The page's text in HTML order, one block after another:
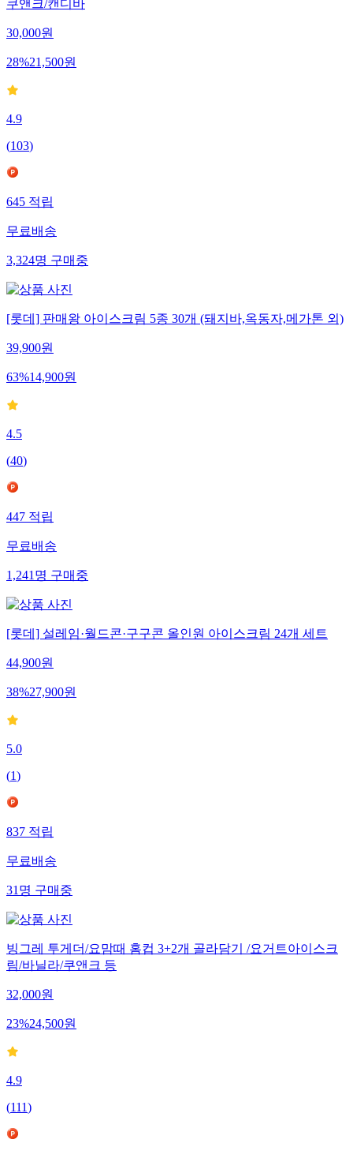
쿠앤크/캔디바
30,000원
28%21,500원
4.9
(103)
645적립
무료배송
3,324명구매중
[롯데] 판매왕 아이스크림 5종 30개 (돼지바,옥동자,메가톤 외)
39,900원
63%14,900원
4.5
(40)
447적립
무료배송
1,241명구매중
[롯데] 설레임·월드콘·구구콘 올인원 아이스크림 24개 세트
44,900원
38%27,900원
5.0
(1)
837적립
무료배송
31명구매중
빙그레 투게더/요맘때 홈컵 3+2개 골라담기 /요거트아이스크
림/바닐라/쿠앤크 등
32,000원
23%24,500원
4.9
(111)